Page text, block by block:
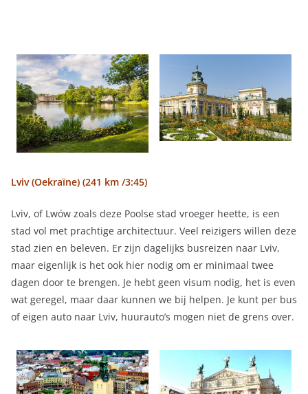
Lviv (Oekraïne) (241 km /3:45)
Lviv, of Lwów zoals deze Poolse stad vroeger heette, is een
stad vol met prachtige architectuur. Veel reizigers willen deze
stad zien en beleven. Er zijn dagelijks busreizen naar Lviv,
maar eigenlijk is het ook hier nodig om er minimaal twee
dagen door te brengen. Je hebt geen visum nodig, het is even
wat geregel, maar daar kunnen we bij helpen. Je kunt per bus
of eigen auto naar Lviv, huurauto’s mogen niet de grens over.